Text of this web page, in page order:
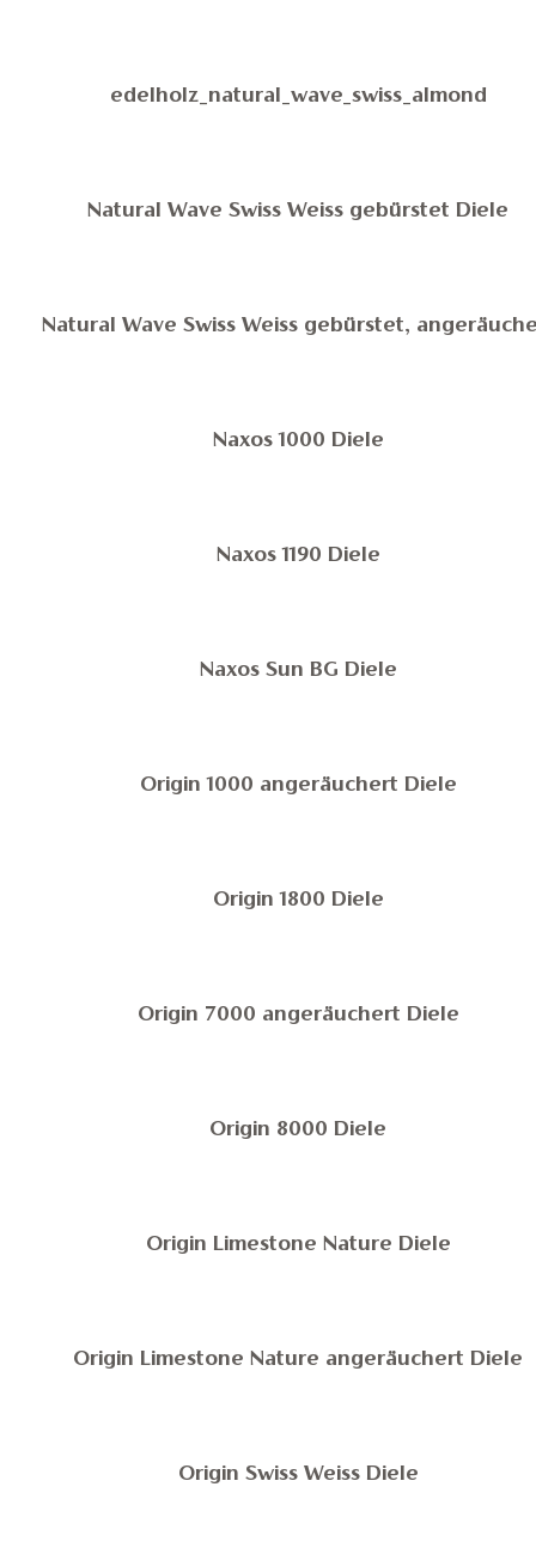
edelholz_natural_wave_swiss_almond
Natural Wave Swiss Weiss gebürstet Diele
Natural Wave Swiss Weiss gebürstet,
Naxos 1000 Diele
Naxos 1190 Diele
Naxos Sun BG Diele
Origin 1000 angeräuchert Diele
Origin 1800 Diele
Origin 7000 angeräuchert Diele
Origin 8000 Diele
Origin Limestone Nature Diele
Origin Limestone Nature angeräuchert Diele
Origin Swiss Weiss Diele